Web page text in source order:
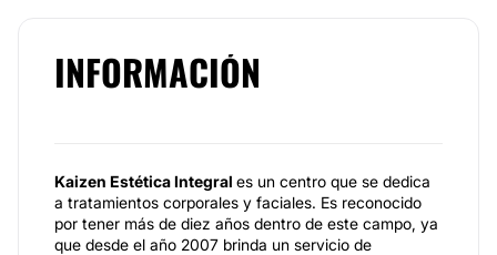
INFORMACIÓN
Kaizen Estética Integral es un centro que se dedica
a tratamientos corporales y faciales. Es reconocido
por tener más de diez años dentro de este campo, ya
que desde el año 2007 brinda un servicio de